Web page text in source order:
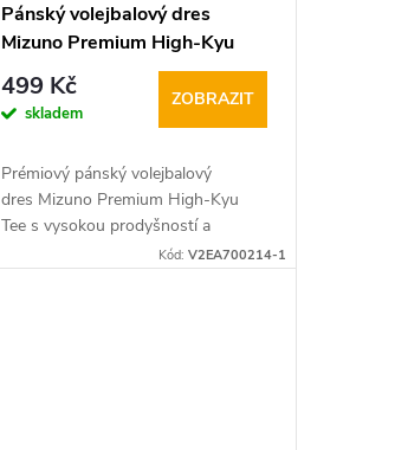
Pánský volejbalový dres
Mizuno Premium High-Kyu
Tee
499 Kč
skladem
ZOBRAZIT
Prémiový pánský volejbalový
dres Mizuno Premium High-Kyu
Tee s vysokou prodyšností a
unikátním střihem krásně sedí na
Kód: V2EA700214-1